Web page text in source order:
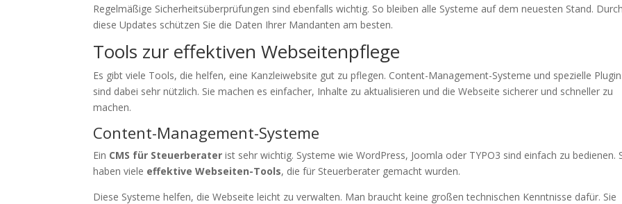
Regelmäßige Sicherheitsüberprüfungen sind ebenfalls wichtig. So bleiben alle Systeme auf dem neuesten Stand.
diese Updates schützen Sie die Daten Ihrer Mandanten am besten.
Tools zur effektiven Webseitenpflege
Es gibt viele Tools, die helfen, eine Kanzleiwebsite gut zu pflegen. Content-Management-Systeme und spezielle
sind dabei sehr nützlich. Sie machen es einfacher, Inhalte zu aktualisieren und die Webseite sicherer und schneller zu
machen.
Content-Management-Systeme
Ein CMS für Steuerberater ist sehr wichtig. Systeme wie WordPress, Joomla oder TYPO3 sind einfach zu bedienen.
haben viele effektive Webseiten-Tools, die für Steuerberater gemacht wurden.
Diese Systeme helfen, die Webseite leicht zu verwalten. Man braucht keine großen technischen Kenntnisse dafür. Sie